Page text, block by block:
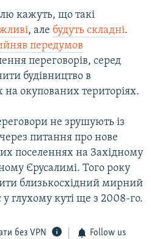
кажуть, що такі
, але будуть складні.
передумов
переговорів, серед
будівництво в
окупованих територіях.
не зрушують із
питання про нове
поселеннях на Західному
Єрусалимі. Того року
близькосхідний мирний
глухому куті ще з 2008-го.
без VPN Follow us